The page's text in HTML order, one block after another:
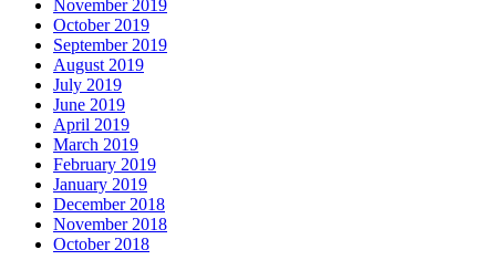
November 2019
October 2019
September 2019
August 2019
July 2019
June 2019
April 2019
March 2019
February 2019
January 2019
December 2018
November 2018
October 2018